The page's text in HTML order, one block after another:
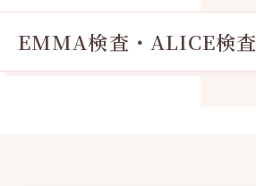
EMMA検査・ALICE検査